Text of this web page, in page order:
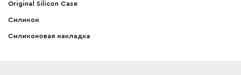
Original Silicon Case
Силикон
Силиконовая накладка